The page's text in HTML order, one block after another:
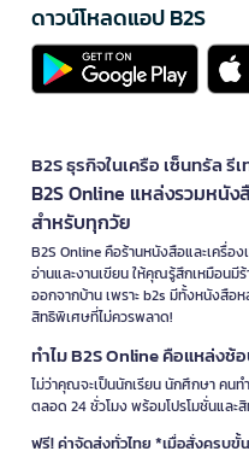
ดาวน์โหลดแอป B2S
B2S ธุรกิจในเครือ เซ็นทรัล
B2S Online แหล่งรวมหนัง
สำหรับทุกวัย
B2S Online คือร้านหนังสือและเครื่อ
อ่านและงานเขียน ให้คุณรู้สึกเหมือนมี
ออกจากบ้าน เพราะ b2s มีทั้งหนังสื
สิทธิพิเศษที่ไม่ควรพลาด!
ทำไม B2S Online คือแหล่ง
ไม่ว่าคุณจะเป็นนักเรียน นักศึกษา ค
ตลอด 24 ชั่วโมง พร้อมโปรโมชั่นและ
ฟรี! ค่าจัดส่งทั่วไทย *เมื่อสั่งครบ